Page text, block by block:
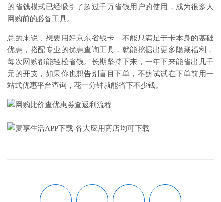
的省钱模式已经吸引了超过千万省钱用户的使用，成为很多人
网购前的必备工具。
总的来说，想要用好京东省钱卡，不能只满足于卡本身的基础
优惠，搭配专业的优惠查询工具，就能挖掘出更多隐藏福利，
每次网购都能轻松省钱。长期坚持下来，一年下来能省出几千
元的开支，如果你也想告别盲目下单，不妨试试在下单前用一
站式优惠平台查询，花一分钟就能省下不少钱。